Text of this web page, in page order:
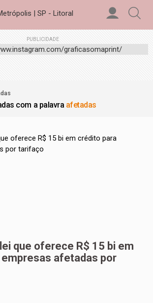
PUBLICIDADE
com a palavra afetadas
que oferece R$ 15 bi em
afetadas por